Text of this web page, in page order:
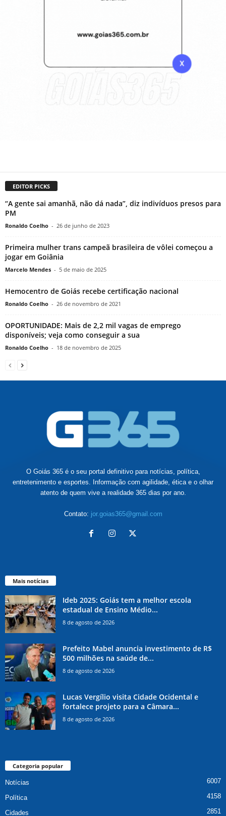
EDITOR PICKS
“A gente sai amanhã, não dá nada”, diz indivíduos presos para
PM
Ronaldo Coelho - 26 de junho de 2023
Primeira mulher trans campeã brasileira de vôlei começou a
jogar em Goiânia
Marcelo Mendes - 5 de maio de 2025
Hemocentro de Goiás recebe certificação nacional
Ronaldo Coelho - 26 de novembro de 2021
OPORTUNIDADE: Mais de 2,2 mil vagas de emprego
disponíveis; veja como conseguir a sua
Ronaldo Coelho - 18 de novembro de 2025
O Goiás 365 é o seu portal definitivo para notícias, política,
entretenimento e esportes. Informação com agilidade, ética e o olhar
atento de quem vive a realidade 365 dias por ano.
Contato: jor.goias365@gmail.com
Mais notícias
Ideb 2025: Goiás tem a melhor escola
estadual de Ensino Médio...
8 de agosto de 2026
Prefeito Mabel anuncia investimento de R$
500 milhões na saúde de...
8 de agosto de 2026
Lucas Vergílio visita Cidade Ocidental e
fortalece projeto para a Câmara...
8 de agosto de 2026
Categoria popular
Notícias 6007
Política 4158
Cidades 2851